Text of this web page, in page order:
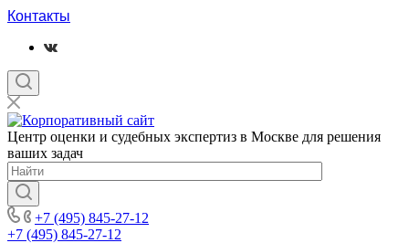
Контакты
Центр оценки и судебных экспертиз в Москве для решения
ваших задач
+7 (495) 845-27-12
+7 (495) 845-27-12